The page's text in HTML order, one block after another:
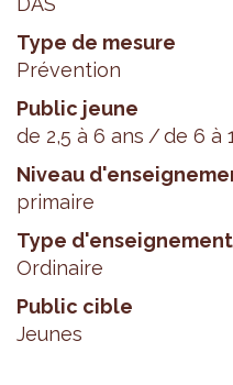
Type de mesure
Prévention
Public jeune
de 2,5 à 6 ans
de 6 à
Niveau
primaire
Type d'enseignement
Ordinaire
Public cible
Jeunes